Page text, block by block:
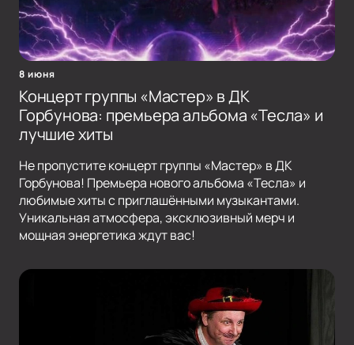
8 июня
Концерт группы «Мастер» в ДК
Горбунова: премьера альбома «Тесла» и
лучшие хиты
Не пропустите концерт группы «Мастер» в ДК
Горбунова! Премьера нового альбома «Тесла» и
любимые хиты с приглашёнными музыкантами.
Уникальная атмосфера, эксклюзивный мерч и
мощная энергетика ждут вас!